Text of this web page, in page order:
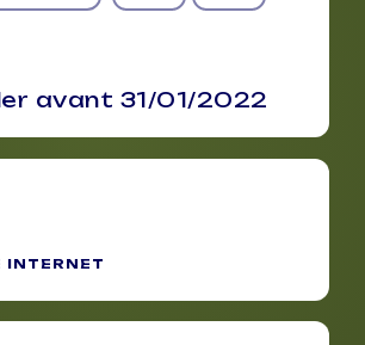
avant 31/01/2022
INTERNET